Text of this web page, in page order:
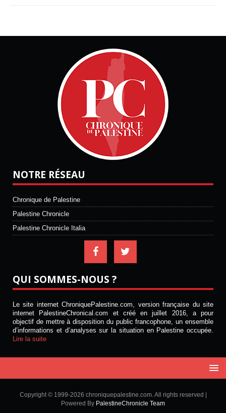
NOTRE RÉSEAU
Chronique de Palestine
Palestine Chronicle
Palestine Chronicle Italia
QUI SOMMES-NOUS ?
Le site internet ChroniquePalestine.com, version française du site
internet PalestineChronical.com et créé en juillet 2016, a pour
objectif de mettre à disposition du public francophone, un ensemble
d’informations et d’analyses sur la situation en Palestine occupée.
Lire la suite
Copyright © 1999-2026 chroniquepalestine.com. All rights reserved |
Powered By PalestineChronicle Team